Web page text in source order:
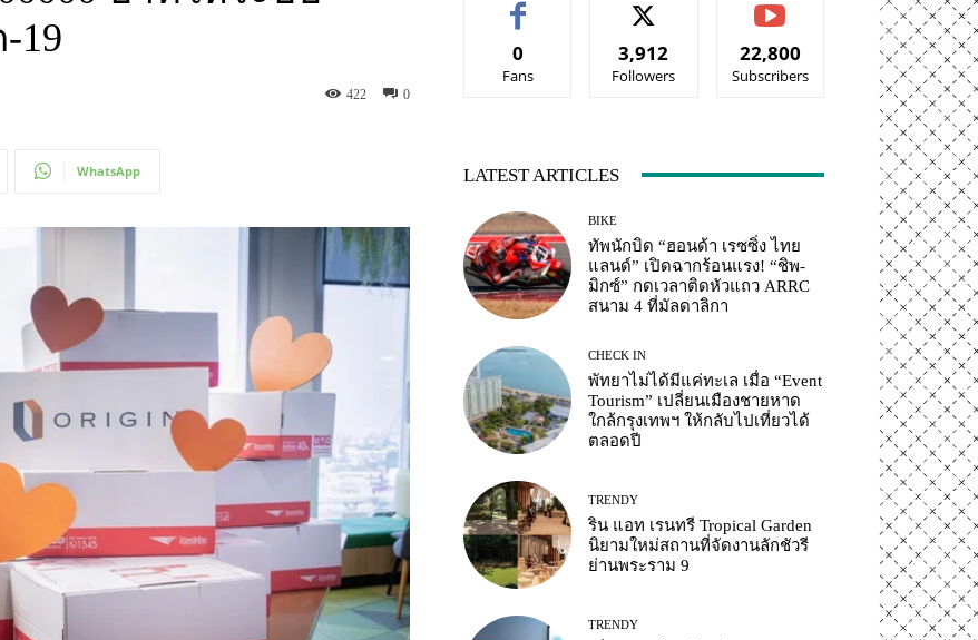
19
0
422
WhatsApp
0
Fans
3,912
Followers
22,800
Subscribers
LATEST ARTICLES
BIKE
ทัพนักบิด “ฮอนด้า เรซซิ่ง ไทย
แลนด์” เปิดฉากร้อนแรง! “ชิพ-
มิกซ์” กดเวลาติดหัวแถว ARRC
สนาม 4 ที่มัลดาลิกา
CHECK IN
พัทยาไม่ได้มีแค่ทะเล เมื่อ “Event
Tourism” เปลี่ยนเมืองชายหาด
ใกล้กรุงเทพฯ ให้กลับไปเที่ยวได้
ตลอดปี
TRENDY
ริน แอท เรนทรี Tropical Garden
นิยามใหม่สถานที่จัดงานลักชัวรี
ย่านพระราม 9
TRENDY